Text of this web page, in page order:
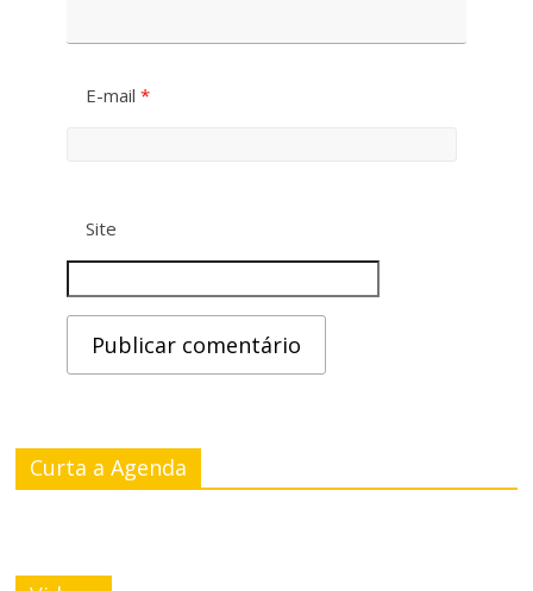
E-mail *
Site
Curta a Agenda